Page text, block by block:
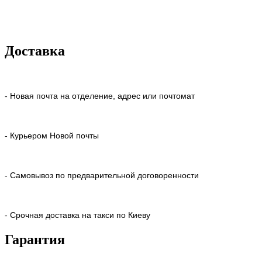
Доставка
- Новая почта на отделение, адрес или почтомат
- Курьером Новой почты
- Самовывоз по предварительной договоренности
- Срочная доставка на такси по Киеву
Гарантия